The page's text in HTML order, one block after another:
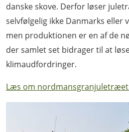
danske skove. Derfor løser
selvfølgelig ikke Danmarks eller
men produktionen er en af de
der samlet set bidrager til at
klimaudfordringer.
Læs om